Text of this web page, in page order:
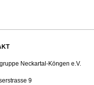
Neckartal-Köngen e.V.
9